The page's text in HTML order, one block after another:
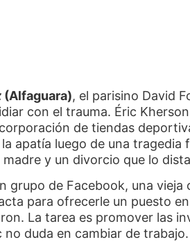
(Alfaguara), el parisino David
con el trauma. Éric
de tiendas
apatía luego de una tragedia
y un divorcio que lo
grupo de Facebook, una vieja
para ofrecerle un puesto
La tarea es promover las
no duda en cambiar de trabajo.